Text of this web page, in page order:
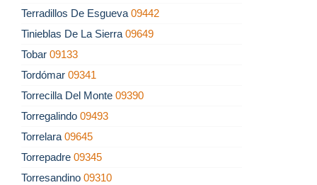
Terradillos De Esgueva 09442
Tinieblas De La Sierra 09649
Tobar 09133
Tordómar 09341
Torrecilla Del Monte 09390
Torregalindo 09493
Torrelara 09645
Torrepadre 09345
Torresandino 09310